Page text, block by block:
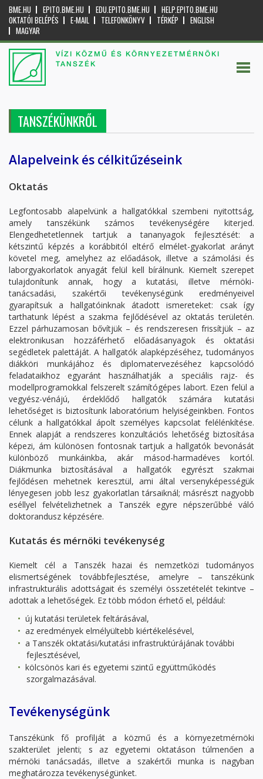
BME.HU EPITO.BME.HU EDU.EPITO.BME.HU
HELP.EPITO.BME.HU
OKTATÓI BELÉPÉS
E-MAIL TELEFONKÖNYV TÉRKÉP
ENGLISH
MAGYAR
VÍZI KÖZMŰ ÉS KÖRNYEZETMÉRNÖKI
TANSZÉK
TANSZÉKÜNKRŐL
Alapelveink és célkitűzéseink
Oktatás
Legfontosabb alapelvünk a hallgatókkal szembeni nyitottság,
amely tanszékünk számos tevékenységére kiterjed.
Elengedhetetlennek tartjuk a tananyagok fejlesztését: a
kétszintű képzés a korábbitól eltérő elmélet-gyakorlat arányt
követel meg, amelyhez az előadások, illetve a számolási és
laborgyakorlatok anyagát felül kell bírálnunk. Kiemelt szerepet
tulajdonítunk annak, hogy a kutatási, illetve mérnöki-
tanácsadási, szakértői tevékenységünk eredményeivel
gyarapítsuk a hallgatóinknak átadott ismereteket: csak így
tarthatunk lépést a szakma fejlődésével az oktatás területén.
Ezzel párhuzamosan bővítjük – és rendszeresen frissítjük – az
elektronikusan hozzáférhető előadásanyagok és oktatási
segédletek palettáját. A hallgatók alapképzéséhez, tudományos
diákköri munkájához és diplomatervezéséhez kapcsolódó
feladataikhoz egyaránt használhatják a speciális rajz- és
modellprogramokkal felszerelt számítógépes labort. Ezen felül a
vegyész-vénájú, érdeklődő hallgatók számára kutatási
lehetőséget is biztosítunk laboratórium helyiségeinkben. Fontos
célunk a hallgatókkal ápolt személyes kapcsolat felélénkítése.
Ennek alapját a rendszeres konzultációs lehetőség biztosítása
képezi, ám különösen fontosnak tartjuk a hallgatók bevonását
különböző munkáinkba, akár másod-harmadéves kortól.
Diákmunka biztosításával a hallgatók egyrészt szakmai
fejlődésen mehetnek keresztül, ami által versenyképességük
lényegesen jobb lesz gyakorlatlan társaiknál; másrészt nagyobb
eséllyel felvételizhetnek a Tanszék egyre népszerűbbé váló
doktorandusz képzésére.
Kutatás és mérnöki tevékenység
Kiemelt cél a Tanszék hazai és nemzetközi tudományos
elismertségének továbbfejlesztése, amelyre – tanszékünk
infrastrukturális adottságait és személyi összetételét tekintve –
adottak a lehetőségek. Ez több módon érhető el, például:
új kutatási területek feltárásával,
az eredmények elmélyültebb kiértékelésével,
a Tanszék oktatási/kutatási infrastruktúrájának további
fejlesztésével,
kölcsönös kari és egyetemi szintű együttműködés
szorgalmazásával.
Tevékenységünk
Tanszékünk fő profilját a közmű és a környezetmérnöki
szakterület jelenti; s az egyetemi oktatáson túlmenően a
mérnöki tanácsadás, illetve a szakértői munka is nagyban
meghatározza tevékenységünket.